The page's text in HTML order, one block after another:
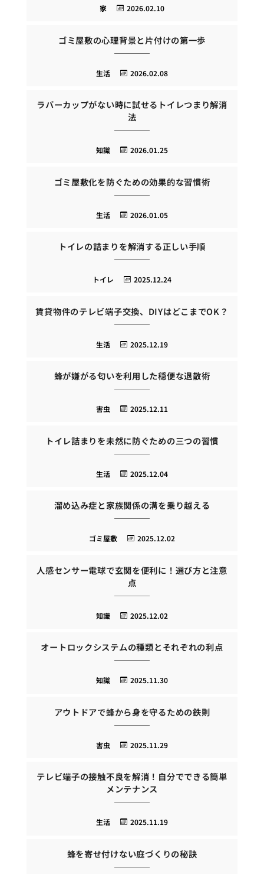
2026.02.10
家
ゴミ屋敷の心理背景と片付けの第一歩
2026.02.08
生活
ラバーカップがない時に試せるトイレつまり解消
法
2026.01.25
知識
ゴミ屋敷化を防ぐための効果的な習慣術
2026.01.05
生活
トイレの詰まりを解消する正しい手順
2025.12.24
トイレ
賃貸物件のテレビ端子交換、DIYはどこまでOK？
2025.12.19
生活
蜂が嫌がる匂いを利用した穏便な退散術
2025.12.11
害虫
トイレ詰まりを未然に防ぐための三つの習慣
2025.12.04
生活
溜め込み症と家族関係の溝を乗り越える
2025.12.02
ゴミ屋敷
人感センサー電球で玄関を便利に！選び方と注意
点
2025.12.02
知識
オートロックシステムの種類とそれぞれの利点
2025.11.30
知識
アウトドアで蜂から身を守るための鉄則
2025.11.29
害虫
テレビ端子の接触不良を解消！自分でできる簡単
メンテナンス
2025.11.19
生活
蜂を寄せ付けない庭づくりの秘訣